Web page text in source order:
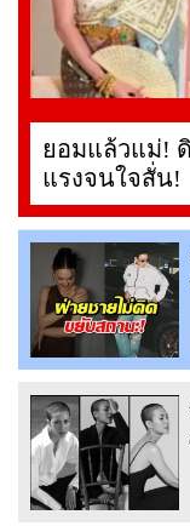
ยอมแล้วแม่!
แรงจนใจสั่น!